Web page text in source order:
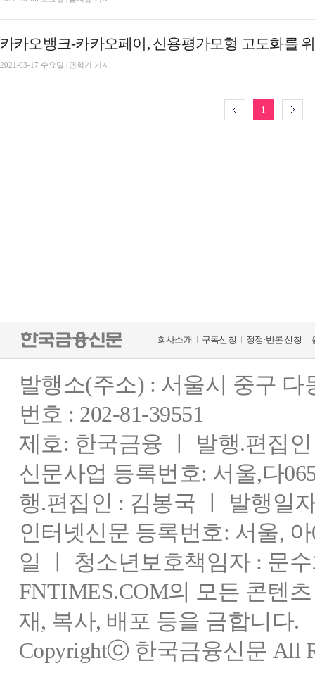
카카오뱅크-카카오페이, 신용평가모형 고도화를
2021-03-17 수요일 | 권혁기 기자
1
회사소개 구독신청 정정·반론 신청
발행소(주소) : 서울시 중구
번호 : 202-81-39551
제호: 한국금융 ㅣ 발행.편집
신문사업 등록번호: 서울,다
행.편집인 : 김봉국 ㅣ 발행일
인터넷신문 등록번호: 서울,
일 ㅣ 청소년보호책임자 : 문
FNTIMES.COM의 모든 콘텐
재, 복사, 배포 등을 금합니다.
Copyrightⓒ 한국금융신문 All